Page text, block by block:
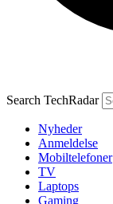
Search TechRadar
Nyheder
Anmeldelse
Mobiltelefoner
TV
Laptops
Gaming